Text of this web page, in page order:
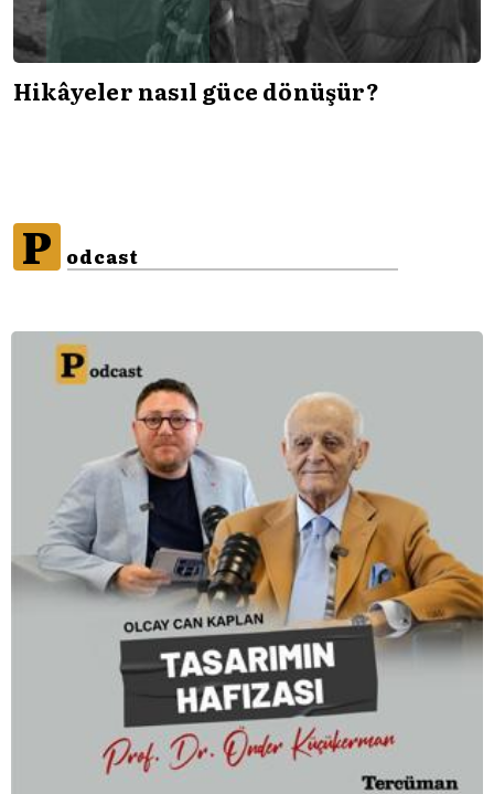
Hikâyeler nasıl güce dönüşür?
P odcast